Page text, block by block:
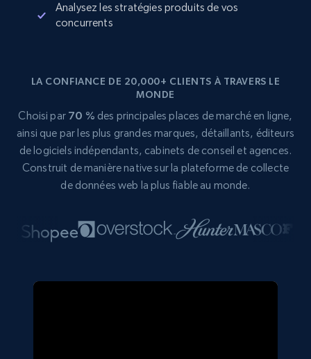
Analysez les stratégies produits de vos
concurrents
LA CONFIANCE DE 20,000+ CLIENTS À TRAVERS LE
MONDE
Choisi par 70 % des principales places de marché en ligne,
ainsi que par les plus grandes marques, détaillants, éditeurs
de logiciels indépendants, cabinets de conseil et agences.
Construit de manière native sur la plateforme de collecte
de données web la plus fiable au monde.